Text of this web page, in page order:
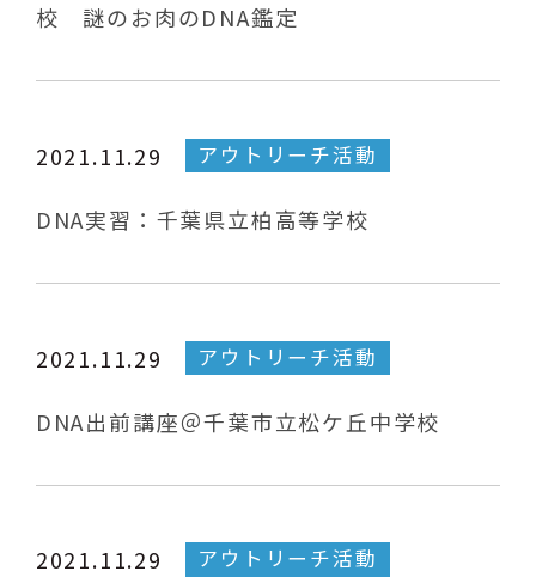
校 謎のお肉のDNA鑑定
2021.11.29 アウトリーチ活動
DNA実習：千葉県立柏高等学校
2021.11.29 アウトリーチ活動
DNA出前講座＠千葉市立松ケ丘中学校
2021.11.29 アウトリーチ活動